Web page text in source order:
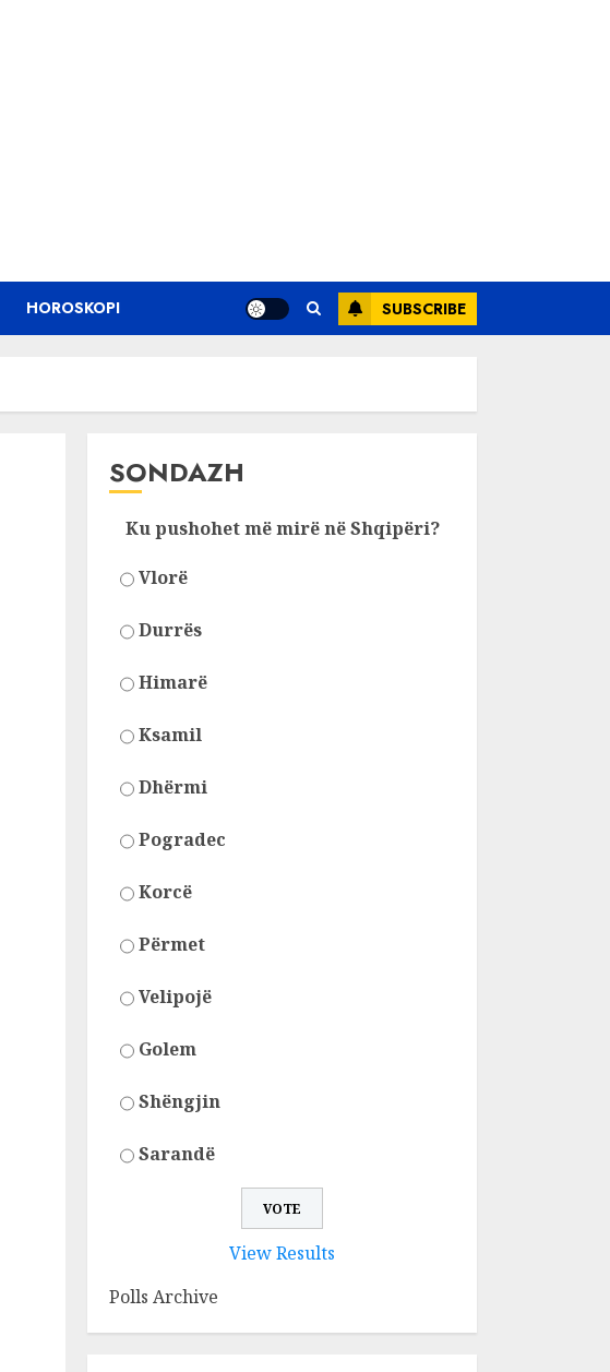
HOROSKOPI SUBSCRIBE
SONDAZH
Ku pushohet më mirë në Shqipëri?
Vlorë
Durrës
Himarë
Ksamil
Dhërmi
Pogradec
Korcë
Përmet
Velipojë
Golem
Shëngjin
Sarandë
View Results
Polls Archive